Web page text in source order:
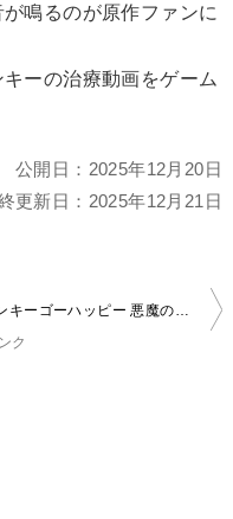
鳴るのが原作ファンに
ーの治療動画をゲーム
公開日： 2025年12月20日
更新日： 2025年12月21日
モンキーゴーハッピー 悪魔の猿ハンター
ク